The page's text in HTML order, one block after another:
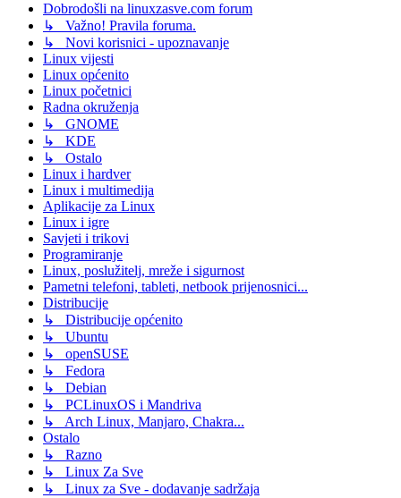
Dobrodošli na linuxzasve.com forum
↳ Važno! Pravila foruma.
↳ Novi korisnici - upoznavanje
Linux vijesti
Linux općenito
Linux početnici
Radna okruženja
↳ GNOME
↳ KDE
↳ Ostalo
Linux i hardver
Linux i multimedija
Aplikacije za Linux
Linux i igre
Savjeti i trikovi
Programiranje
Linux, poslužitelj, mreže i sigurnost
Pametni telefoni, tableti, netbook prijenosnici...
Distribucije
↳ Distribucije općenito
↳ Ubuntu
↳ openSUSE
↳ Fedora
↳ Debian
↳ PCLinuxOS i Mandriva
↳ Arch Linux, Manjaro, Chakra...
Ostalo
↳ Razno
↳ Linux Za Sve
↳ Linux za Sve - dodavanje sadržaja